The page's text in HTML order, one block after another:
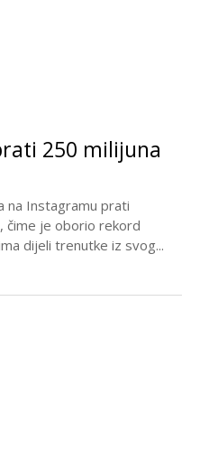
250 milijuna
na Instagramu prati
čime je oborio rekord
dijeli trenutke iz svog...